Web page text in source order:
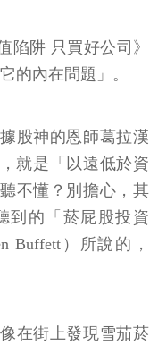
陷阱 只買好公司》
的內在問題」。
股神的恩師葛拉漢
，就是「以遠低於資
不懂？別擔心，其
到的「菸屁股投資
Buffett）所說的，
在街上發現雪茄菸